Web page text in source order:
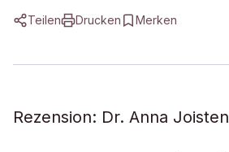
Teilen Drucken Merken
Rezension: Dr. Anna Joisten